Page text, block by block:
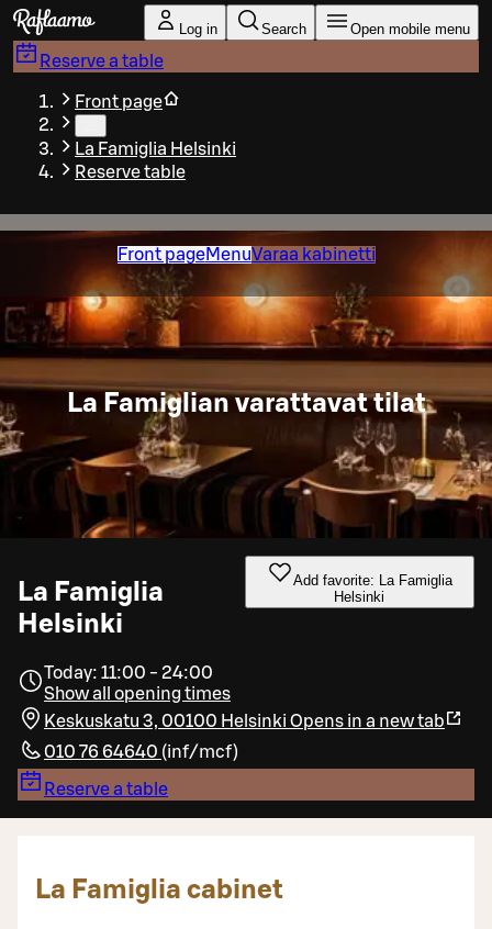
Skip to main content
Log in Search Open mobile menu
Reserve a table
Front page
La Famiglia Helsinki
Reserve table
Front pageMenuVaraa kabinetti
La Famiglian varattavat tilat
La Famiglia
Helsinki
Add favorite: La Famiglia
Helsinki
Today: 11:00 - 24:00
Show all opening times
Keskuskatu 3, 00100 Helsinki Opens in a new tab
010 76 64640 (inf/mcf)
Reserve a table
La Famiglia cabinet